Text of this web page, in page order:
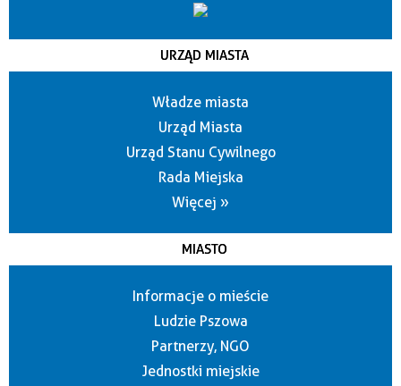
URZĄD MIASTA
Władze miasta
Urząd Miasta
Urząd Stanu Cywilnego
Rada Miejska
Więcej »
MIASTO
Informacje o mieście
Ludzie Pszowa
Partnerzy, NGO
Jednostki miejskie